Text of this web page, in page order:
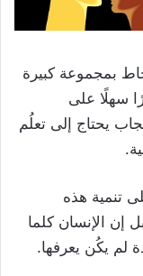
بمجموعة كبيرة
سهلًا على
يحتاج إلى تعلُم
تنمية هذه
إن الإنسان كلما
لم يكُن يعرفها.